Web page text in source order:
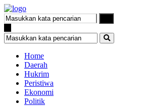
Home
Daerah
Hukrim
Peristiwa
Ekonomi
Politik